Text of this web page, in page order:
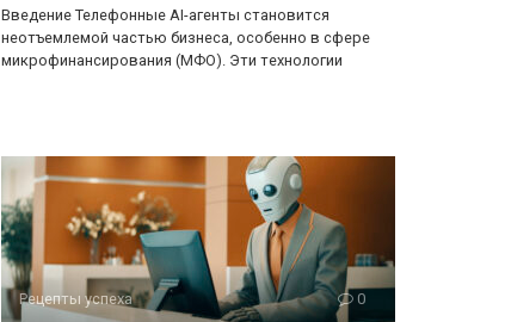
Введение Телефонные AI-агенты становится
неотъемлемой частью бизнеса, особенно в сфере
микрофинансирования (МФО). Эти технологии
Рецепты успеха 0